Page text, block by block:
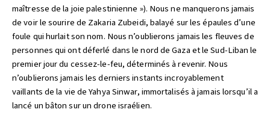
maîtresse de la joie palestinienne »). Nous ne manquerons jamais
de voir le sourire de Zakaria Zubeidi, balayé sur les épaules d’une
foule qui hurlait son nom. Nous n’oublierons jamais les fleuves de
personnes qui ont déferlé dans le nord de Gaza et le Sud-Liban le
premier jour du cessez-le-feu, déterminés à revenir. Nous
n’oublierons jamais les derniers instants incroyablement
vaillants de la vie de Yahya Sinwar, immortalisés à jamais lorsqu’il a
lancé un bâton sur un drone israélien.